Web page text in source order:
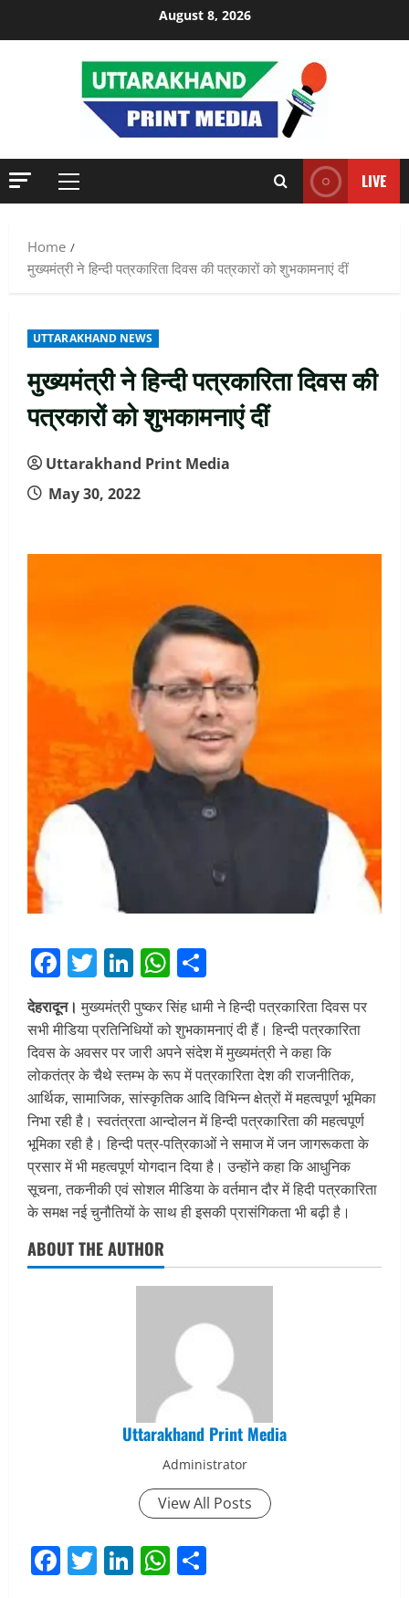
August 8, 2026
Primary
LIVE
Home
मुख्यमंत्री ने हिन्दी पत्रकारिता दिवस की पत्रकारों को शुभकामनाएं दीं
UTTARAKHAND NEWS
मुख्यमंत्री ने हिन्दी पत्रकारिता दिवस की
पत्रकारों को शुभकामनाएं दीं
Uttarakhand Print Media
May 30, 2022
Facebook
Twitter
LinkedIn
WhatsApp
देहरादून। मुख्यमंत्री पुष्कर सिंह धामी ने हिन्दी पत्रकारिता दिवस पर
सभी मीडिया प्रतिनिधियों को शुभकामनाएं दी हैं। हिन्दी पत्रकारिता
दिवस के अवसर पर जारी अपने संदेश में मुख्यमंत्री ने कहा कि
लोकतंत्र के चैथे स्तम्भ के रूप में पत्रकारिता देश की राजनीतिक,
आर्थिक, सामाजिक, सांस्कृतिक आदि विभिन्न क्षेत्रों में महत्वपूर्ण भूमिका
निभा रही है। स्वतंत्रता आन्दोलन में हिन्दी पत्रकारिता की महत्वपूर्ण
भूमिका रही है। हिन्दी पत्र-पत्रिकाओं ने समाज में जन जागरूकता के
प्रसार में भी महत्वपूर्ण योगदान दिया है। उन्होंने कहा कि आधुनिक
सूचना, तकनीकी एवं सोशल मीडिया के वर्तमान दौर में हिदी पत्रकारिता
के समक्ष नई चुनौतियों के साथ ही इसकी प्रासंगिकता भी बढ़ी है।
ABOUT THE AUTHOR
Uttarakhand Print Media
Administrator
View All Posts
Facebook
Twitter
LinkedIn
WhatsApp